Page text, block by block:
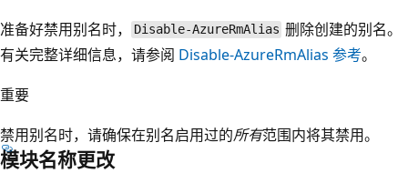
准备好禁用别名时，
Disable-AzureRmAlias 删除创建的别名。
有关完整详细信息，请参阅 Disable-AzureRmAlias 参考。
重要
禁用别名时，请确保在别名启用过的所有范围内将其禁用。
模块名称更改